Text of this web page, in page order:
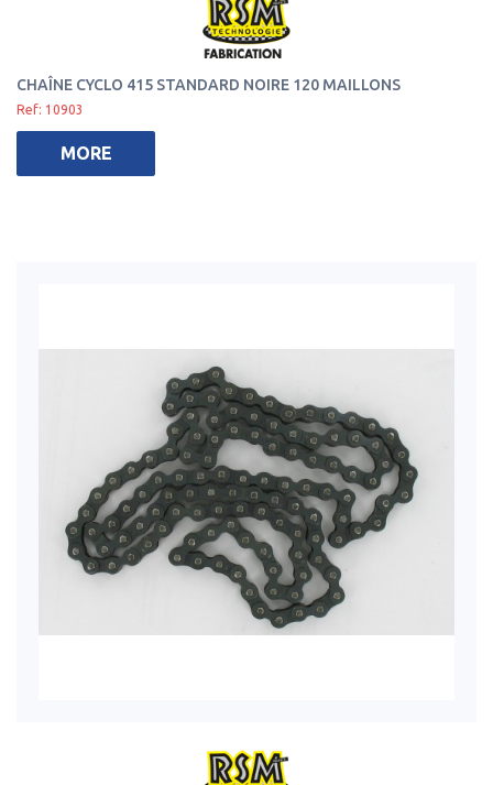
CHAÎNE CYCLO 415 STANDARD NOIRE 120 MAILLONS
Ref: 10903
MORE